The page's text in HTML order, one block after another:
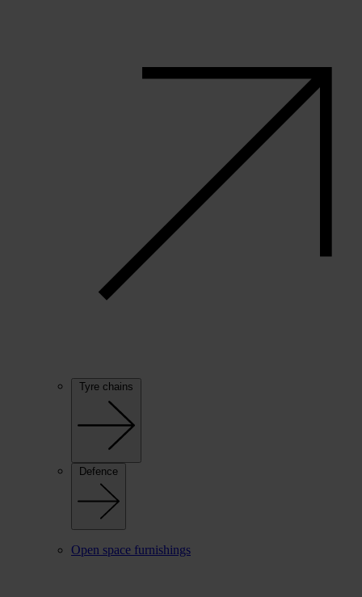
Tyre chains
Defence
Open space furnishings